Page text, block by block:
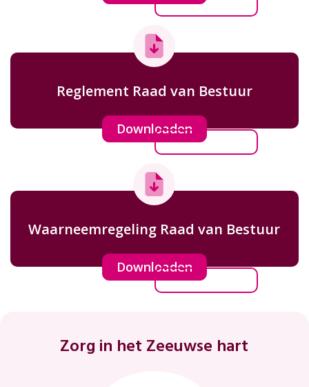
Reglement Raad van Bestuur
Downloaden
Waarneemregeling Raad van Bestuur
Downloaden
Zorg in het Zeeuwse hart